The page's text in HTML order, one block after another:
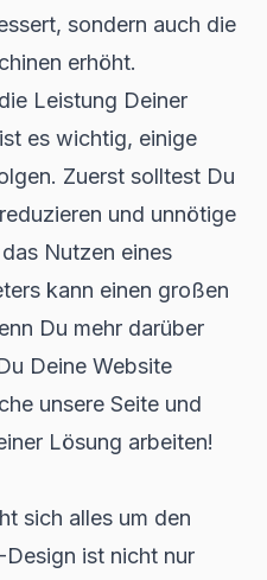
, sondern auch die
erhöht.
Leistung Deiner
es wichtig, einige
Zuerst solltest Du
und unnötige
Nutzen eines
kann einen großen
Du mehr darüber
Deine Website
unsere Seite und
Lösung arbeiten!
sich alles um den
ist nicht nur